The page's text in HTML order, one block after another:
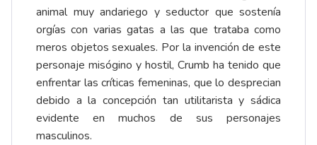
animal muy andariego y seductor que sostenía
orgías con varias gatas a las que trataba como
meros objetos sexuales. Por la invención de este
personaje misógino y hostil, Crumb ha tenido que
enfrentar las críticas femeninas, que lo desprecian
debido a la concepción tan utilitarista y sádica
evidente en muchos de sus personajes
masculinos.